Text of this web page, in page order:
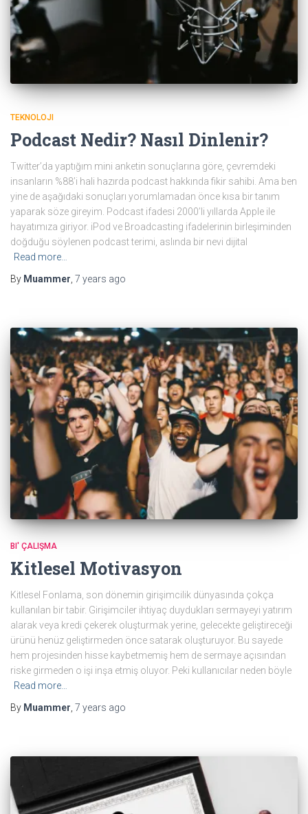
TEKNOLOJI
Podcast Nedir? Nasıl Dinlenir?
Twitter’da yaptığım mini anketin sonuçlarına göre, çevremdeki
insanların %88’i hali hazırda podcast hakkında fikir sahibi. Ama ben
yine de aşağıdaki sonuçları yorumlamadan önce kısa bir tanım
yaparak söze gireyim. Podcast ifadesi 2000’li yıllarda Apple ile
hayatımıza giriyor. iPod ve Broadcasting ifadelerinin birleşiminden
doğduğu söylenen podcast terimi, aslında bir nevi dijital
Read more…
By Muammer, 7 years ago
BI' ÇALIŞMA
Kitlesel Motivasyon
Kitlesel Fonlama, son dönemin girişimcilik dünyasında çokça
kullanılan bir tabir. Girişimciler ihtiyaç duydukları sermayeyi yatırım
alarak veya kredi çekerek oluşturmak yerine, gelecekte geliştireceği
ürünü henüz geliştirmeden önce satarak oluşturuyor. Bu sayede
hem projesinden hisse kaybetmemiş hem de sermaye açısından
riske girmeden o işi inşa etmiş oluyor. Peki kullanıcılar neden böyle
Read more…
By Muammer 7 years ago